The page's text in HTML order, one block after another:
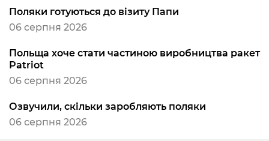
Поляки готуються до візиту Папи
06 серпня 2026
Польща хоче стати частиною виробництва ракет
Patriot
06 серпня 2026
Озвучили, скільки заробляють поляки
06 серпня 2026